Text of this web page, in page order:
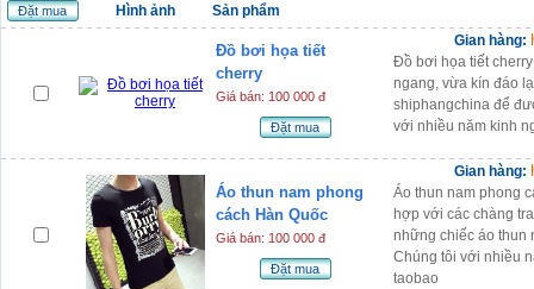
Đặt mua Hình ảnh Sản phẩm
Đồ bơi họa tiết
cherry
Giá bán: 100 000 đ
Đặt mua
Gian hàng:
Đồ bơi họa tiết
ngang, vừa kín đáo
shiphangchina để
với nhiều năm kinh
Áo thun nam phong
cách Hàn Quốc
Giá bán: 100 000 đ
Đặt mua
Gian hàng:
Áo thun nam phong
hợp với các chàng
những chiếc áo thun
Chúng tôi với nhiều
taobao